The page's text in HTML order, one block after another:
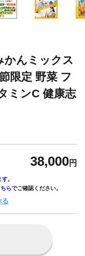
かんミックス
限定 野菜 フ
ミンC 健康志
38,000円
。
らでご確認ください。
る